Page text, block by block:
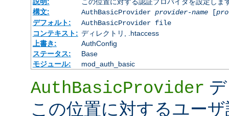
構文:
AuthBasicProvider provider-name[
デフォルト:
AuthBasicProvider file
コンテキスト: ディレクトリ, .htaccess
上書き:
AuthConfig
ステータス:
Base
モジュール:
mod_auth_basic
AuthBasicProvider
この位置に対するユー